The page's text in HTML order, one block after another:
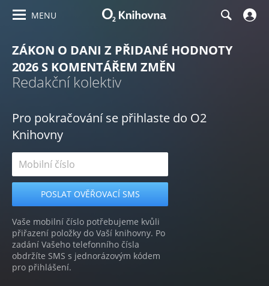
MENU
ZÁKON O DANI Z PŘIDANÉ HODNOTY
2026 S KOMENTÁŘEM ZMĚN
Redakční kolektiv
Pro pokračování se přihlaste do O2
Knihovny
Vaše mobilní číslo potřebujeme kvůli
přiřazení položky do Vaší knihovny. Po
zadání Vašeho telefonního čísla
obdržíte SMS s jednorázovým kódem
pro přihlášení.